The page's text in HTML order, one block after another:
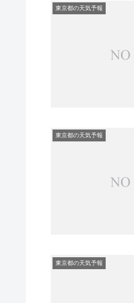
東京都の天気予報
東京都の天気予報
東京都の天気予報